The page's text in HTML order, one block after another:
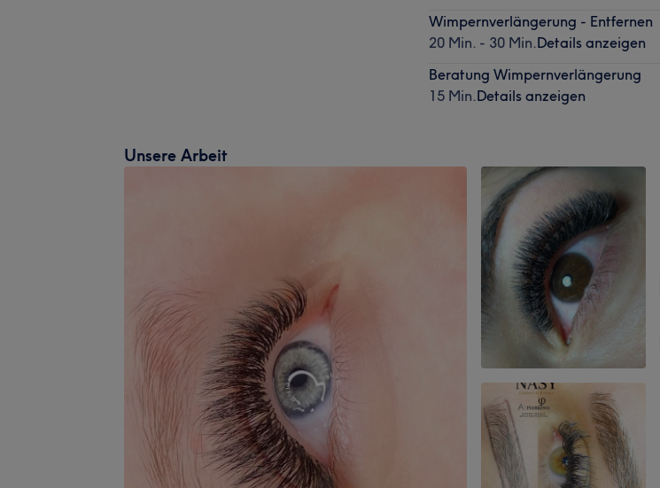
Wimpernverlängerung - Entfernen
20 Min. - 30 Min.Details anzeigen
Beratung Wimpernverlängerung
15 Min.Details anzeigen
Unsere Arbeit